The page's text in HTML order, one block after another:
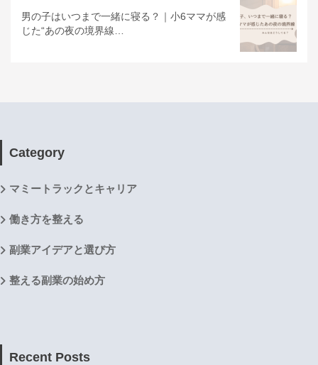
男の子はいつまで一緒に寝る？｜小6ママが感
じた“あの夜の境界線…
Category
マミートラックとキャリア
働き方を整える
副業アイデアと選び方
整える副業の始め方
Recent Posts